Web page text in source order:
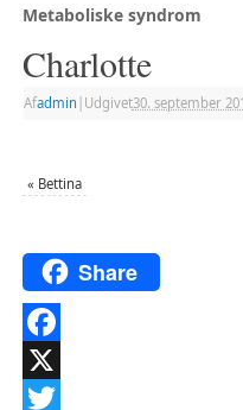
Metaboliske syndrom
Charlotte
Afadmin Udgivet30. september
« Bettina
Share
Facebook
X